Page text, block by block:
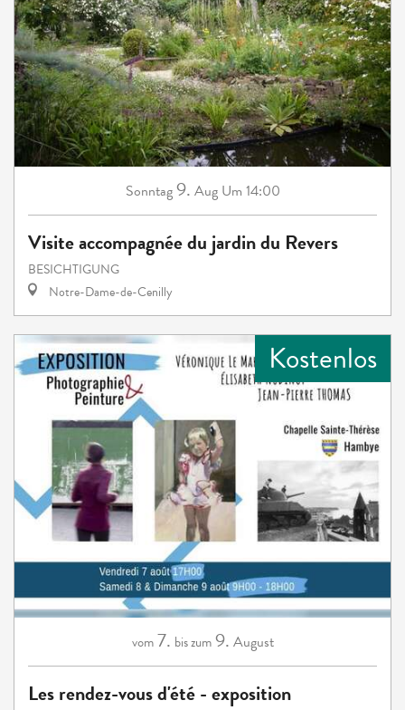
Sonntag9. Aug Um 14:00
Visite accompagnée du jardin du Revers
BESICHTIGUNG
Notre-Dame-de-Cenilly
Kostenlos
vom 7. bis zum 9. August
Les rendez-vous d'été - exposition